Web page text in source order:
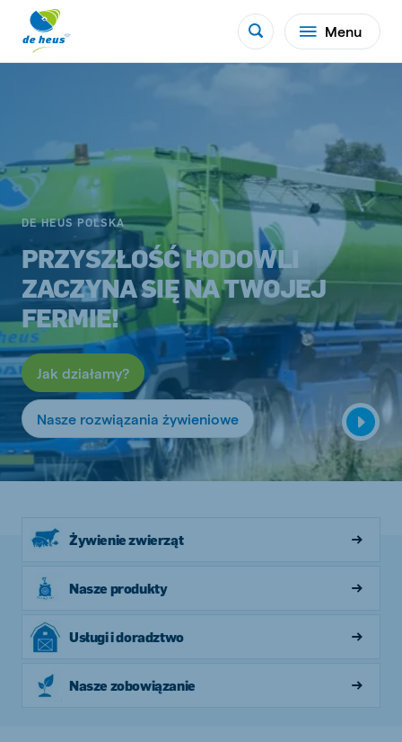
Menu
DE HEUS POLSKA
PRZYSZŁOŚĆ HODOWLI
ZACZYNA SIĘ NA TWOJEJ
FERMIE!
Jak działamy?
Nasze rozwiązania żywieniowe
Żywienie zwierząt
Nasze produkty
Usługi i doradztwo
Nasze zobowiązanie